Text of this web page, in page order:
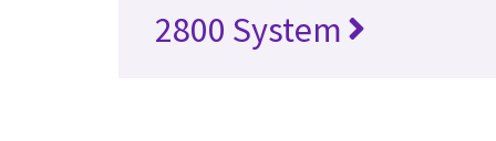
2800 System